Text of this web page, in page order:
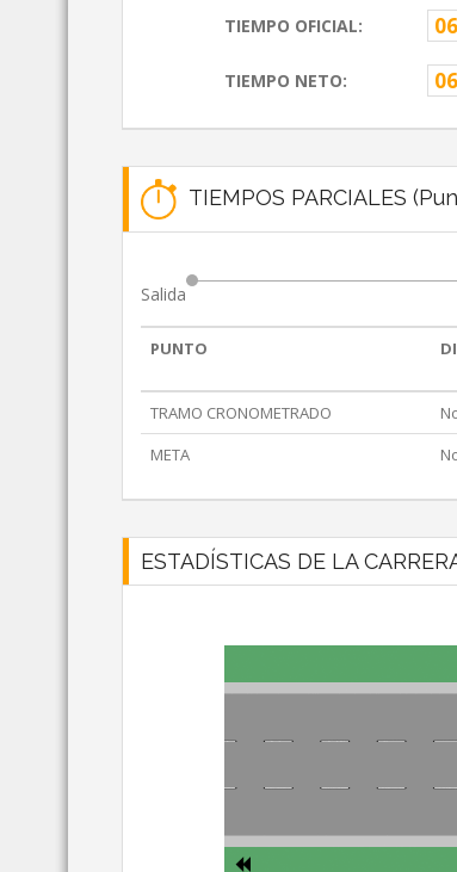
TIEMPO OFICIAL:
TIEMPO NETO:
TIEMPOS PARCIALES
Salida
PUNTO
TRAMO CRONOMETRADO
META
ESTADÍSTICAS DE LA